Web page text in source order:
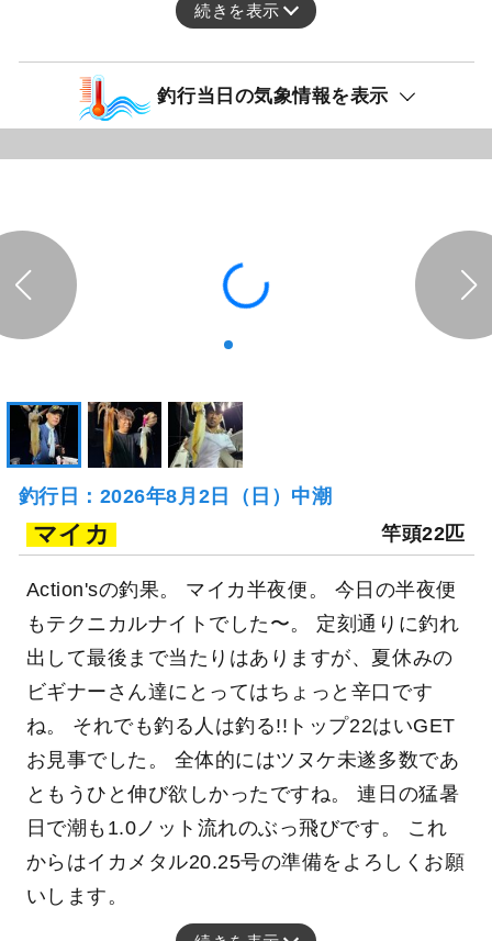
続きを表示
釣行当日の気象情報を表示
釣行日：2026年8月2日（日）中潮
マイカ 竿頭22匹
Action'sの釣果。 マイカ半夜便。 今日の半夜便
もテクニカルナイトでした〜。 定刻通りに釣れ
出して最後まで当たりはありますが、夏休みの
ビギナーさん達にとってはちょっと辛口です
ね。 それでも釣る人は釣る!!トップ22はいGET
お見事でした。 全体的にはツヌケ未遂多数であ
ともうひと伸び欲しかったですね。 連日の猛暑
日で潮も1.0ノット流れのぶっ飛びです。 これ
からはイカメタル20.25号の準備をよろしくお願
いします。